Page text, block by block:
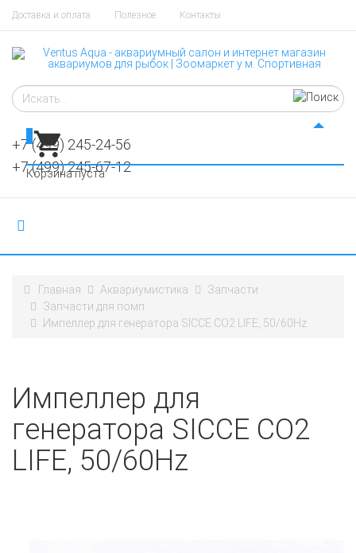
Доставка и оплата Полезное Контакты
+7 (499) 245-24-56
+7 (499) 245-67-12
Корзина пуста
Главная Аквариумистика
Запчасти
Запчасти для помп
Импеллер для генератора SICCE CO2 LIFE, 50/60Hz
Импеллер для
генератора SICCE CO2
LIFE, 50/60Hz